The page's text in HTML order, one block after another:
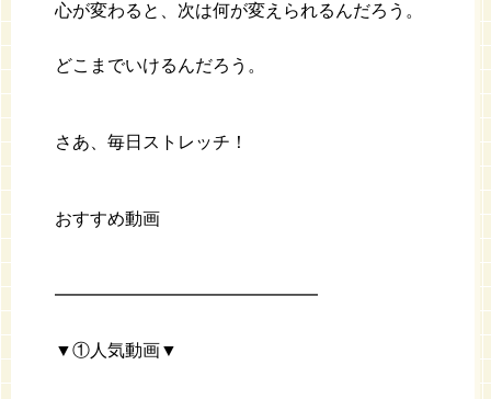
心が変わると、次は何が変えられるんだろう。
どこまでいけるんだろう。
さあ、毎日ストレッチ！
おすすめ動画
━━━━━━━━━━━━━━━
▼①人気動画▼